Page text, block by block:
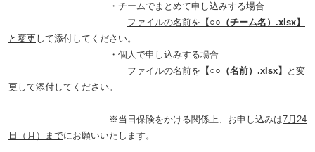
・チームでまとめて申し込みする場合
ファイルの名前を 【○○（チーム名） .xlsx】
と変更 して添付してください。
・個人で申し込みする場合
ファイルの名前を 【○○（名前） .xlsx】
と変
更 して添付してください。
※当日保険をかける関係上、お申し込みは7月 24
日（月）までにお願いいたします。